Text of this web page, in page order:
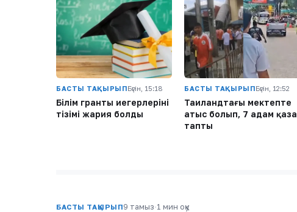
БАСТЫ ТАҚЫРЫПБүгін, 15:18
Білім гранты иегерлерінің
тізімі жария болды
БАСТЫ ТАҚЫРЫПБүгін, 12:52
Таиландтағы мектепте
атыс болып, 7 адам қаза
тапты
БАСТЫ ТАҚЫРЫП9 тамыз·1 мин оқу